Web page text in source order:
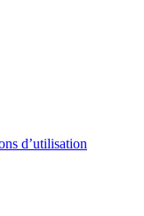
d’utilisation